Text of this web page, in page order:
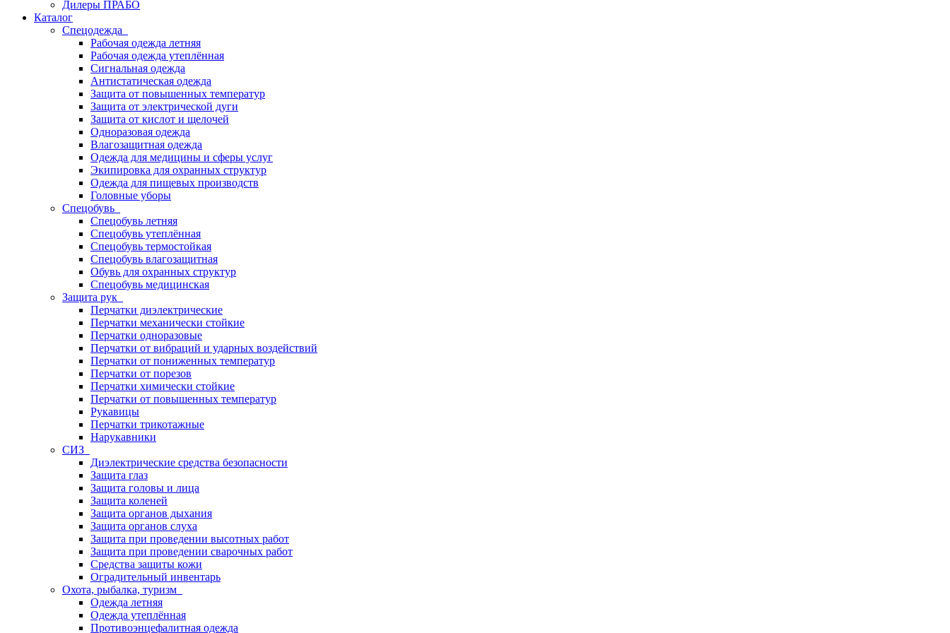
Дилеры ПРАБО
Каталог
Спецодежда
Рабочая одежда летняя
Рабочая одежда утеплённая
Сигнальная одежда
Антистатическая одежда
Защита от повышенных температур
Защита от электрической дуги
Защита от кислот и щелочей
Одноразовая одежда
Влагозащитная одежда
Одежда для медицины и сферы услуг
Экипировка для охранных структур
Одежда для пищевых производств
Головные уборы
Спецобувь
Спецобувь летняя
Спецобувь утеплённая
Спецобувь термостойкая
Спецобувь влагозащитная
Обувь для охранных структур
Спецобувь медицинская
Защита рук
Перчатки диэлектрические
Перчатки механически стойкие
Перчатки одноразовые
Перчатки от вибраций и ударных воздействий
Перчатки от пониженных температур
Перчатки от порезов
Перчатки химически стойкие
Перчатки от повышенных температур
Рукавицы
Перчатки трикотажные
Нарукавники
СИЗ
Диэлектрические средства безопасности
Защита глаз
Защита головы и лица
Защита коленей
Защита органов дыхания
Защита органов слуха
Защита при проведении высотных работ
Защита при проведении сварочных работ
Средства защиты кожи
Оградительный инвентарь
Охота, рыбалка, туризм
Одежда летняя
Одежда утеплённая
Противоэнцефалитная одежда